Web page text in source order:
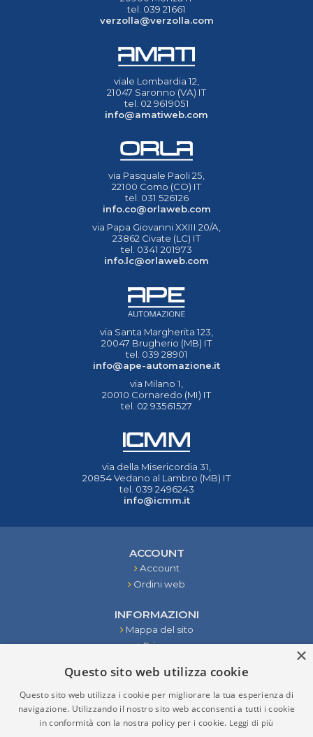
tel. 039 21661
verzolla@verzolla.com
viale Lombardia 12,
21047 Saronno (VA) IT
tel. 02 9619051
info@amatiweb.com
via Pasquale Paoli 25,
22100 Como (CO) IT
tel. 031 526126
info.co@orlaweb.com
via Papa Giovanni XXIII 20/A,
23862 Civate (LC) IT
tel. 0341 201973
info.lc@orlaweb.com
via Santa Margherita 123,
20047 Brugherio (MB) IT
tel. 039 28901
info@ape-automazione.it
via Milano 1,
20010 Cornaredo (MI) IT
tel. 02 93561527
via della Misericordia 31,
20854 Vedano al Lambro (MB) IT
tel. 039 2496243
info@icmm.it
ACCOUNT
Account
Ordini web
INFORMAZIONI
Mappa del sito
Privacy
Contattaci
STRUMENTI
RISULTATI DELLA RICERCA
×
Questo sito web utilizza cookie
Questo sito web utilizza i cookie per migliorare la tua esperienza di
navigazione. Utilizzando il nostro sito web acconsenti a tutti i cookie
in conformità con la nostra policy per i cookie. Leggi di più